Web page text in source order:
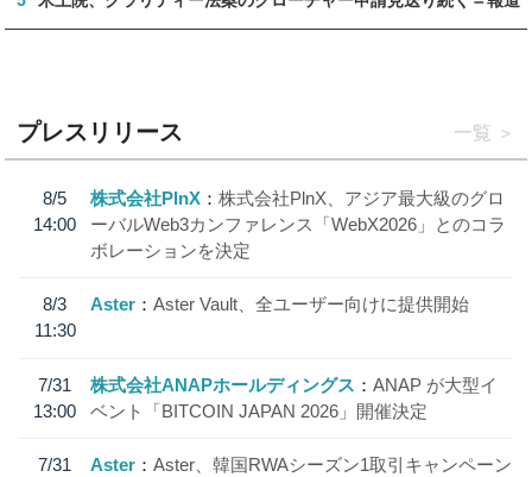
プレスリリース 一覧
8/5
14:00
株式会社PlnX
株式会社PlnX、アジア最大級のグロ
ーバルWeb3カンファレンス「WebX2026」とのコラ
ボレーションを決定
8/3
11:30
Aster Aster Vault、全ユーザー向けに提供開始
7/31
13:00
株式会社ANAPホールディングス
ANAP が大型イ
ベント「BITCOIN JAPAN 2026」開催決定
7/31
Aster
Aster、韓国RWAシーズン1取引キャンペーン